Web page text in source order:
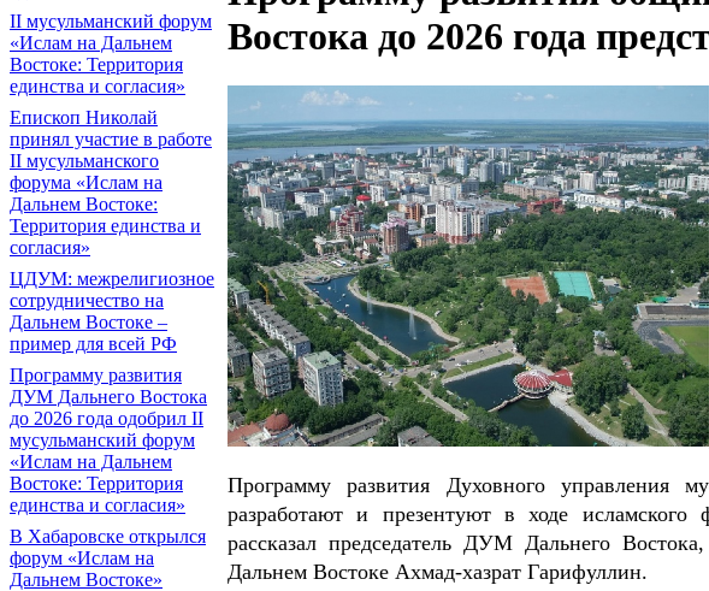
II мусульманский форум
«Ислам на Дальнем
Востоке: Территория
единства и согласия»
Епископ Николай
принял участие в работе
II мусульманского
форума «Ислам на
Дальнем Востоке:
Территория единства и
согласия»
ЦДУМ: межрелигиозное
сотрудничество на
Дальнем Востоке –
пример для всей РФ
Программу развития
ДУМ Дальнего Востока
до 2026 года одобрил II
мусульманский форум
«Ислам на Дальнем
Востоке: Территория
единства и согласия»
В Хабаровске открылся
форум «Ислам на
Дальнем Востоке»
Востока до 2026 года
Программу развития Духовного управления
разработают и презентуют в ходе
рассказал председатель ДУМ Дальнего
Дальнем Востоке Ахмад-хазрат Гарифуллин.